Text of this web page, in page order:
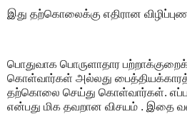
இது தற்கொலைக்கு எதிரான
பொதுவாக பொருளாதார
கொள்வார்கள் அல்லது
தற்கொலை செய்து கொள்வார்கள்.
என்பது மிக தவறான விசயம் . இதை